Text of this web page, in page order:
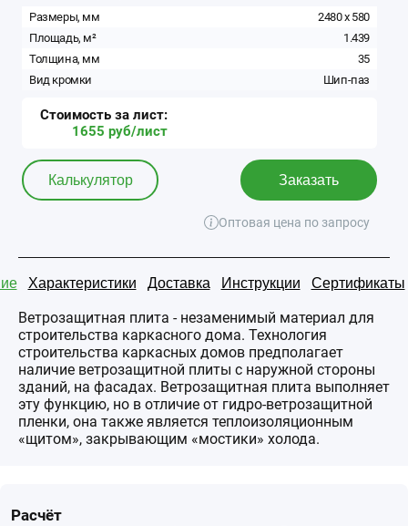
Размеры, мм 2480x 580
Площадь, м²
1.439
Толщина, мм
35
Вид кромки
Шип-паз
Стоимость за лист:
1655 руб/лист
Калькулятор Заказать
Оптовая цена по запросу
Характеристики Доставка Инструкции Сертификаты
Ветрозащитная плита - незаменимый материал для
строительства каркасного дома. Технология
строительства каркасных домов предполагает
наличие ветрозащитной плиты с наружной стороны
зданий, на фасадах. Ветрозащитная плита выполняет
эту функцию, но в отличие от гидро-ветрозащитной
пленки, она также является теплоизоляционным
«щитом», закрывающим «мостики» холода.
Расчёт